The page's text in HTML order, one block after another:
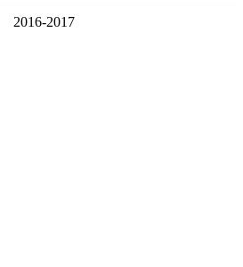
2016-2017